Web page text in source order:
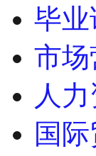
毕业
市场
人
国